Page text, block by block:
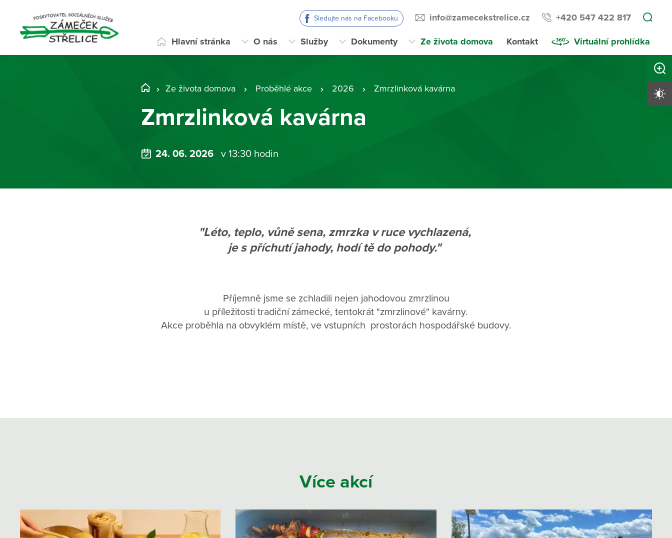
Sledujte nás na Facebooku info@zamecekstrelice.cz +420 547 422 817
Hlavní stránka O nás Služby Dokumenty Ze života domova Kontakt Virtuální prohlídka
Ze života domova Proběhlé akce 2026 Zmrzlinková kavárna
Zmrzlinková kavárna
24. 06. 2026 v 13:30 hodin
"Léto, teplo, vůně sena, zmrzka v ruce vychlazená,
je s příchutí jahody, hodí tě do pohody."
Příjemně jsme se zchladili nejen jahodovou zmrzlinou
u příležitosti tradiční zámecké, tentokrát "zmrzlinové" kavárny.
Akce proběhla na obvyklém místě, ve vstupních prostorách hospodářské budovy.
Více akcí